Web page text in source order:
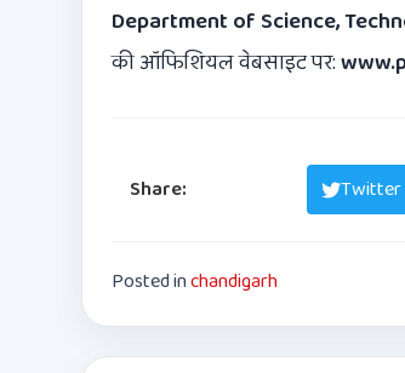
Department of Science,
की ऑफिशियल वेबसाइट पर:
Share: Twitter
Posted inchandigarh